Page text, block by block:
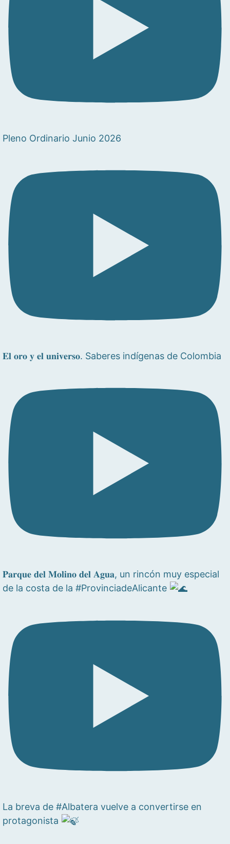
Pleno Ordinario Junio 2026
𝐄𝐥 𝐨𝐫𝐨 𝐲 𝐞𝐥 𝐮𝐧𝐢𝐯𝐞𝐫𝐬𝐨. Saberes indígenas de Colombia
𝐏𝐚𝐫𝐪𝐮𝐞 𝐝𝐞𝐥 𝐌𝐨𝐥𝐢𝐧𝐨 𝐝𝐞𝐥 𝐀𝐠𝐮𝐚, un rincón muy especial
de la costa de la #ProvinciadeAlicante
La breva de #Albatera vuelve a convertirse en
protagonista